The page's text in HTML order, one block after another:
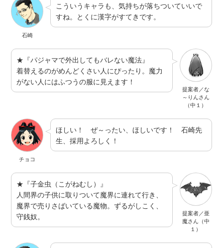
石崎
こういうキャラも、気持ちが落ちついていいで
すね。とくに漢字がすてきです。
提案者／な
～りんさん
（中１）
★『パジャマで外出してもバレない魔法』
着替えるのがめんどくさい人にぴったり。魔力
がない人にはふつうの服に見えます！
チョコ
ほしい！ ぜ～ったい、ほしいです！ 石崎先
生、採用よろしく！
提案者／亜
魔さん（中
１）
★『子金虫（こがねむし）』
人間界の子供に取りついて魔界に連れて行き、
魔界で売りさばいている魔物。ずるがしこく、
守銭奴。